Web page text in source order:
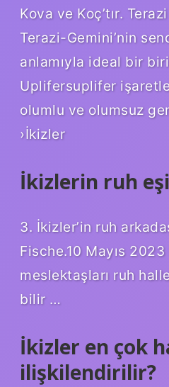
Kova ve Koç’tır.
Terazi-Gemini’nin
anlamıyla ideal bir
Uplifersuplifer
olumlu ve olumsuz
›İkizler
İkizlerin ruh
3. İkizler’in ruh
Fische.10 Mayıs
meslektaşları ruh
bilir …
İkizler en çok
ilişkilendirilir?